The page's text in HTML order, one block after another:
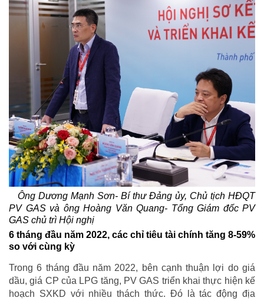
Ông Dương Mạnh Sơn- Bí thư Đảng ủy, Chủ tịch HĐQT
PV GAS và ông Hoàng Văn Quang- Tổng Giám đốc PV
GAS chủ trì Hội nghị
6 tháng đầu năm 2022, các chỉ tiêu tài chính tăng 8-59%
so với cùng kỳ
Trong 6 tháng đầu năm 2022, bên cạnh thuận lợi do giá
dầu, giá CP của LPG tăng, PV GAS triển khai thực hiện kế
hoạch SXKD với nhiều thách thức. Đó là tác động địa